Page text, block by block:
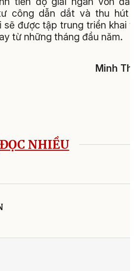
công dẫn dắt và thu hút
sẽ được tập trung triển khai
từ những tháng đầu năm.
Minh
ĐỌC NHIỀU